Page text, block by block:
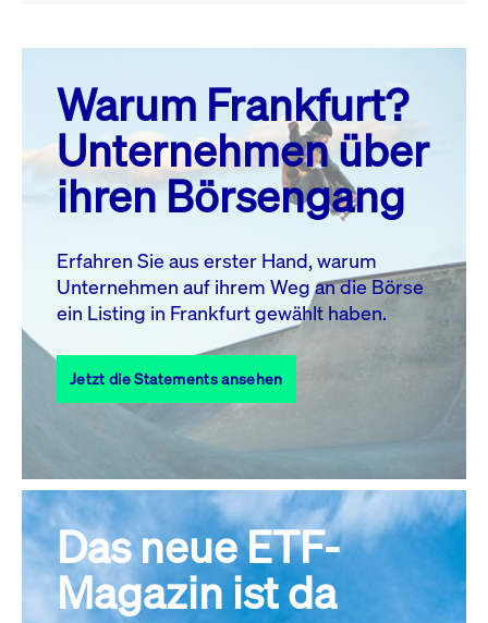
August 26
MO. DI. MI. DO. FR. SA. SO.
1
2
3
4 5 6 7 8
10 11 13 14
17
18 19 20 21 22
23
27 28
31
Alle Events
Warum Frankfurt?
Unternehmen über
ihren Börsengang
Erfahren Sie aus erster Hand, warum
Unternehmen auf ihrem Weg an die Börse
ein Listing in Frankfurt gewählt haben.
Jetzt die Statements ansehen
Das neue ETF-
Magazin ist da